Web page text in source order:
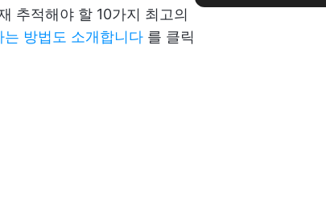
추적해야 할 10가지 최고의
는 방법도 소개합니다 를 클릭